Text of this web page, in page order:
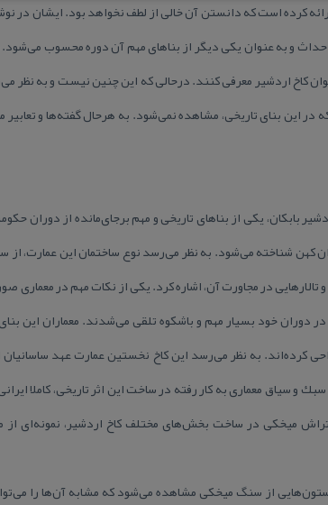
كرده ‌است كه دانستن آن خالی از لطف نخواهد بود. ایشان در
دارد، در سال ۲۲۴ میلادی احداث و به عنوان یكی دیگر از بناهای مهم آن
كاخ اردشیر معرفی كنند. درحالی كه این چنین نیست و به نظر
این بنای تاریخی، مشاهده نمی‌شود. به هرحال گفته‌ها و
بابكان، یكی از بناهای تاریخی و مهم برجای‌مانده از دوران
كهن شناخته می‌شود. به نظر می‌رسد نوع ساختمان این
و تالارهایی در مجاورت آن، اشاره كرد. یكی از نكات مهم در
دوران خود بسیار مهم و باشكوه تلقی می‌شدند. معماران این
زیربنایی بالغ بر ۱۰۴*۵۵ متر طراحی كرده‌اند. به نظر می‌‌رسد این كاخ نخستین
و سیاق معماری به كار رفته در ساخت این اثر تاریخی، كاملا
میخكی در ساخت بخش‌های مختلف كاخ اردشیر، نمونه‌ای از
از سنگ میخكی مشاهده می‌شود كه مشابه آن‌ها را